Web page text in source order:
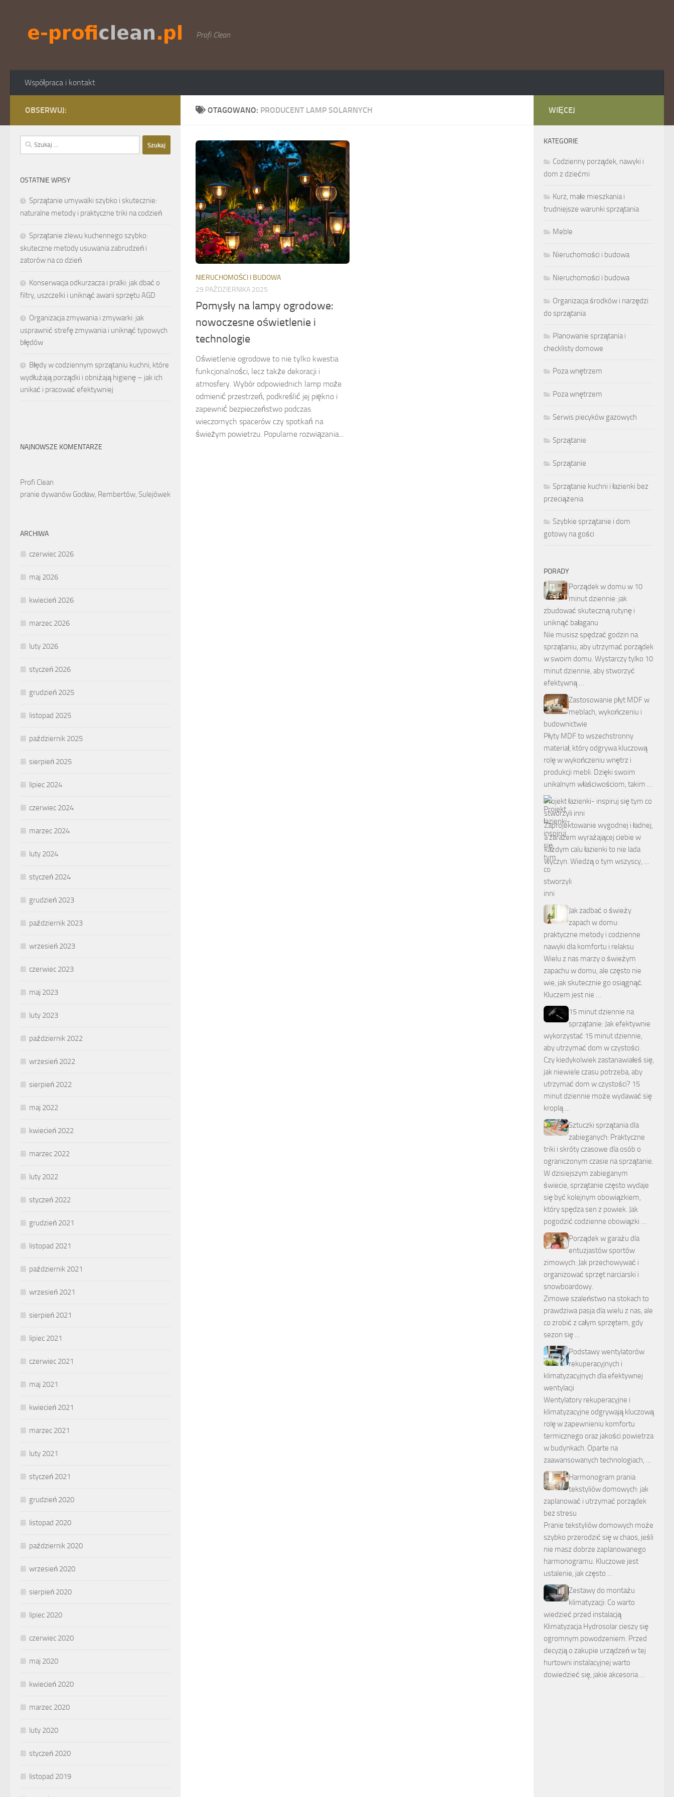
Profi Clean
Współpraca i kontakt
OTAGOWANO: PRODUCENT LAMP SOLARNYCH
NIERUCHOMOŚCI I BUDOWA
29 PAŹDZIERNIKA 2025
Pomysły na lampy ogrodowe:
nowoczesne oświetlenie i
technologie
Oświetlenie ogrodowe to nie tylko kwestia
funkcjonalności, lecz także dekoracji i
atmosfery. Wybór odpowiednich lamp może
odmienić przestrzeń, podkreślić jej piękno i
zapewnić bezpieczeństwo podczas
wieczornych spacerów czy spotkań na
świeżym powietrzu. Popularne rozwiązania...
OBSERWUJ:
Szukaj:
OSTATNIE WPISY
Sprzątanie umywalki szybko i skutecznie:
naturalne metody i praktyczne triki na codzień
Sprzątanie zlewu kuchennego szybko:
skuteczne metody usuwania zabrudzeń i
zatorów na co dzień
Konserwacja odkurzacza i pralki: jak dbać o
filtry, uszczelki i uniknąć awarii sprzętu AGD
Organizacja zmywania i zmywarki: jak
usprawnić strefę zmywania i uniknąć typowych
błędów
Błędy w codziennym sprzątaniu kuchni, które
wydłużają porządki i obniżają higienę – jak ich
unikać i pracować efektywniej
NAJNOWSZE KOMENTARZE
Profi Clean
pranie dywanów Gocław, Rembertów, Sulejówek
ARCHIWA
czerwiec 2026
maj 2026
kwiecień 2026
marzec 2026
luty 2026
styczeń 2026
grudzień 2025
listopad 2025
październik 2025
sierpień 2025
lipiec 2024
czerwiec 2024
marzec 2024
luty 2024
styczeń 2024
grudzień 2023
październik 2023
wrzesień 2023
czerwiec 2023
maj 2023
luty 2023
październik 2022
wrzesień 2022
sierpień 2022
maj 2022
kwiecień 2022
marzec 2022
luty 2022
styczeń 2022
grudzień 2021
listopad 2021
październik 2021
wrzesień 2021
sierpień 2021
lipiec 2021
czerwiec 2021
maj 2021
kwiecień 2021
marzec 2021
luty 2021
styczeń 2021
grudzień 2020
listopad 2020
październik 2020
wrzesień 2020
sierpień 2020
lipiec 2020
czerwiec 2020
maj 2020
kwiecień 2020
marzec 2020
luty 2020
styczeń 2020
listopad 2019
WIĘCEJ
KATEGORIE
Codzienny porządek, nawyki i
dom z dziećmi
Kurz, małe mieszkania i
trudniejsze warunki sprzątania
Meble
Nieruchomości i budowa
Nieruchomości i budowa
Organizacja środków i narzędzi
do sprzątania
Planowanie sprzątania i
checklisty domowe
Poza wnętrzem
Poza wnętrzem
Serwis piecyków gazowych
Sprzątanie
Sprzątanie
Sprzątanie kuchni i łazienki bez
przeciążenia
Szybkie sprzątanie i dom
gotowy na gości
PORADY
Porządek w domu w 10
minut dziennie: jak
zbudować skuteczną rutynę i
uniknąć bałaganu
Nie musisz spędzać godzin na
sprzątaniu, aby utrzymać porządek
w swoim domu. Wystarczy tylko 10
minut dziennie, aby stworzyć
efektywną …
Zastosowanie płyt MDF w
meblach, wykończeniu i
budownictwie
Płyty MDF to wszechstronny
materiał, który odgrywa kluczową
rolę w wykończeniu wnętrz i
produkcji mebli. Dzięki swoim
unikalnym właściwościom, takim …
Projekt łazienki- inspiruj się tym co
stworzyli inni
Zaprojektowanie wygodnej i ładnej,
a zarazem wyrażającej ciebie w
każdym calu łazienki to nie lada
wyczyn. Wiedzą o tym wszyscy, …
Jak zadbać o świeży
zapach w domu:
praktyczne metody i codzienne
nawyki dla komfortu i relaksu
Wielu z nas marzy o świeżym
zapachu w domu, ale często nie
wie, jak skutecznie go osiągnąć.
Kluczem jest nie …
15 minut dziennie na
sprzątanie: Jak efektywnie
wykorzystać 15 minut dziennie,
aby utrzymać dom w czystości.
Czy kiedykolwiek zastanawiałeś się,
jak niewiele czasu potrzeba, aby
utrzymać dom w czystości? 15
minut dziennie może wydawać się
kroplą …
Sztuczki sprzątania dla
zabieganych: Praktyczne
triki i skróty czasowe dla osób o
ograniczonym czasie na sprzątanie.
W dzisiejszym zabieganym
świecie, sprzątanie często wydaje
się być kolejnym obowiązkiem,
który spędza sen z powiek. Jak
pogodzić codzienne obowiązki …
Porządek w garażu dla
entuzjastów sportów
zimowych: Jak przechowywać i
organizować sprzęt narciarski i
snowboardowy.
Zimowe szaleństwo na stokach to
prawdziwa pasja dla wielu z nas, ale
co zrobić z całym sprzętem, gdy
sezon się …
Podstawy wentylatorów
rekuperacyjnych i
klimatyzacyjnych dla efektywnej
wentylacji
Wentylatory rekuperacyjne i
klimatyzacyjne odgrywają kluczową
rolę w zapewnieniu komfortu
termicznego oraz jakości powietrza
w budynkach. Oparte na
zaawansowanych technologiach, …
Harmonogram prania
tekstyliów domowych: jak
zaplanować i utrzymać porządek
bez stresu
Pranie tekstyliów domowych może
szybko przerodzić się w chaos, jeśli
nie masz dobrze zaplanowanego
harmonogramu. Kluczowe jest
ustalenie, jak często …
Zestawy do montażu
klimatyzacji: Co warto
wiedzieć przed instalacją
Klimatyzacja Hydrosolar cieszy się
ogromnym powodzeniem. Przed
decyzją o zakupie urządzeń w tej
hurtowni instalacyjnej warto
dowiedzieć się, jakie akcesoria …